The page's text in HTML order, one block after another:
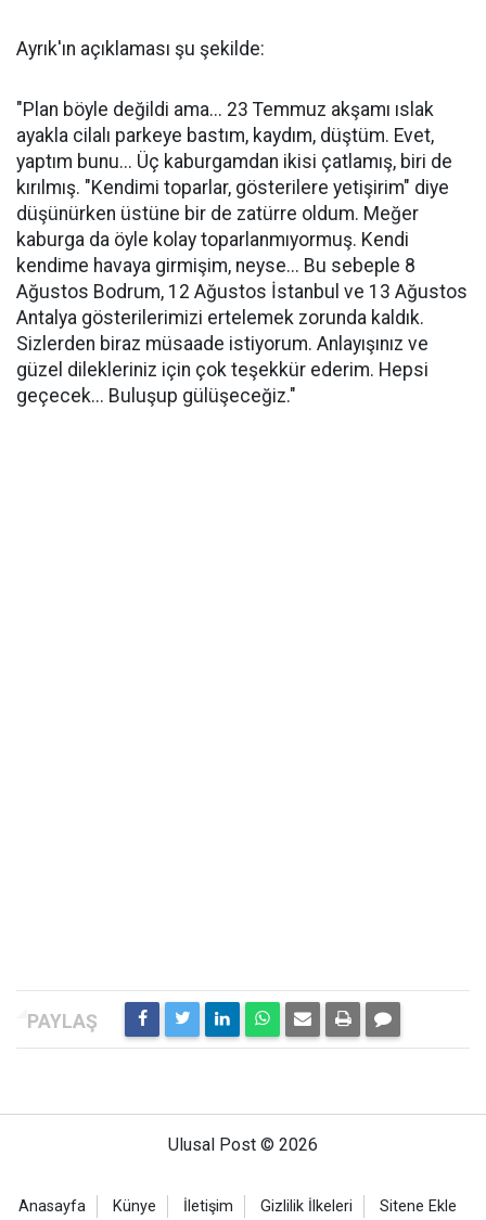
Ayrık'ın açıklaması şu şekilde:
"Plan böyle değildi ama... 23 Temmuz akşamı ıslak
ayakla cilalı parkeye bastım, kaydım, düştüm. Evet,
yaptım bunu... Üç kaburgamdan ikisi çatlamış, biri de
kırılmış. "Kendimi toparlar, gösterilere yetişirim" diye
düşünürken üstüne bir de zatürre oldum. Meğer
kaburga da öyle kolay toparlanmıyormuş. Kendi
kendime havaya girmişim, neyse... Bu sebeple 8
Ağustos Bodrum, 12 Ağustos İstanbul ve 13 Ağustos
Antalya gösterilerimizi ertelemek zorunda kaldık.
Sizlerden biraz müsaade istiyorum. Anlayışınız ve
güzel dilekleriniz için çok teşekkür ederim. Hepsi
geçecek... Buluşup gülüşeceğiz."
Ulusal Post © 2026
Anasayfa Künye İletişim Gizlilik İlkeleri Sitene Ekle